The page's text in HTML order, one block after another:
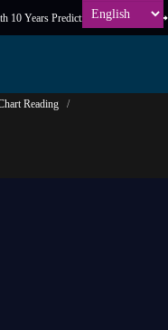
10 Years Prediction at₹198 Only
Reading